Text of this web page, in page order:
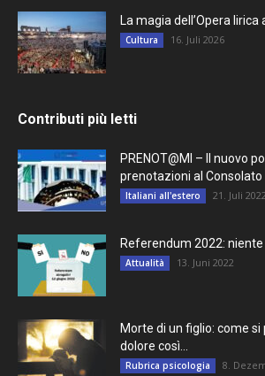
La magia dell’Opera lirica
Cultura 16. Juli 2026
Contributi più letti
PRENOT@MI – Il nuovo
prenotazioni al Consolato
Italiani all'estero 21. Juli 2022
Referendum 2022:
Attualità 13. Juni 2022
Morte di un figlio: come
dolore così...
Rubrica psicologia 8.